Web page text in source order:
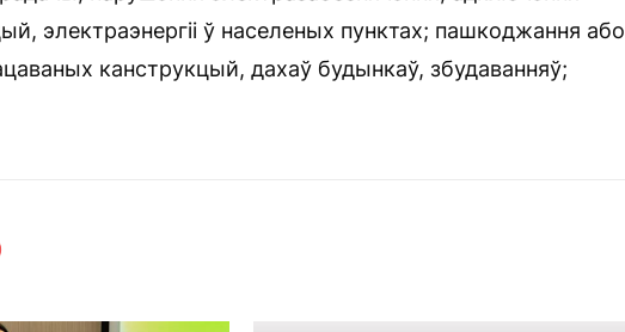
электраэнергіі ў населеных пунктах; пашкоджання або
канструкцый, дахаў будынкаў, збудаванняў;